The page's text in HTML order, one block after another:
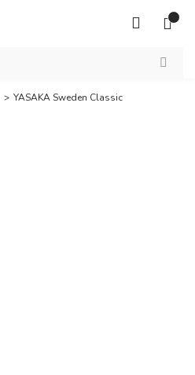
YASAKA Sweden Classic